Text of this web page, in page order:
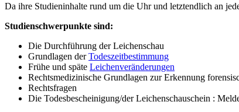
Da ihre Studieninhalte rund um die Uhr und letztendlich an
Studienschwerpunkte sind:
Die Durchführung der Leichenschau
Grundlagen derTodeszeitbestimmung
Frühe und späte Leichenveränderungen
Rechtsmedizinische Grundlagen zur Erkennung
Rechtsfragen
Die Todesbescheinigung/der Leichenschauschein :